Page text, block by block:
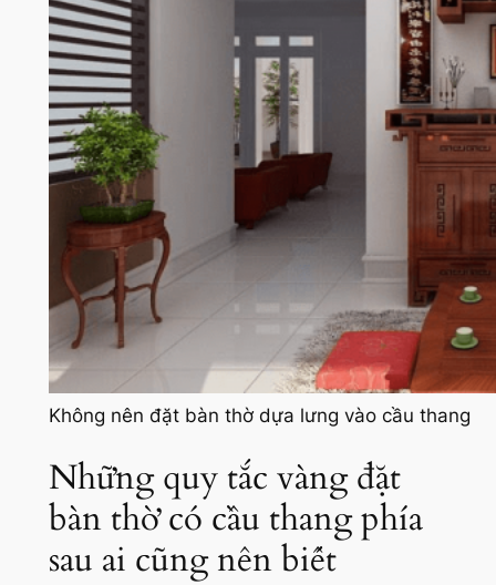
Không nên đặt bàn thờ dựa lưng vào cầu thang
Những quy tắc vàng đặt
bàn thờ có cầu thang phía
sau ai cũng nên biết